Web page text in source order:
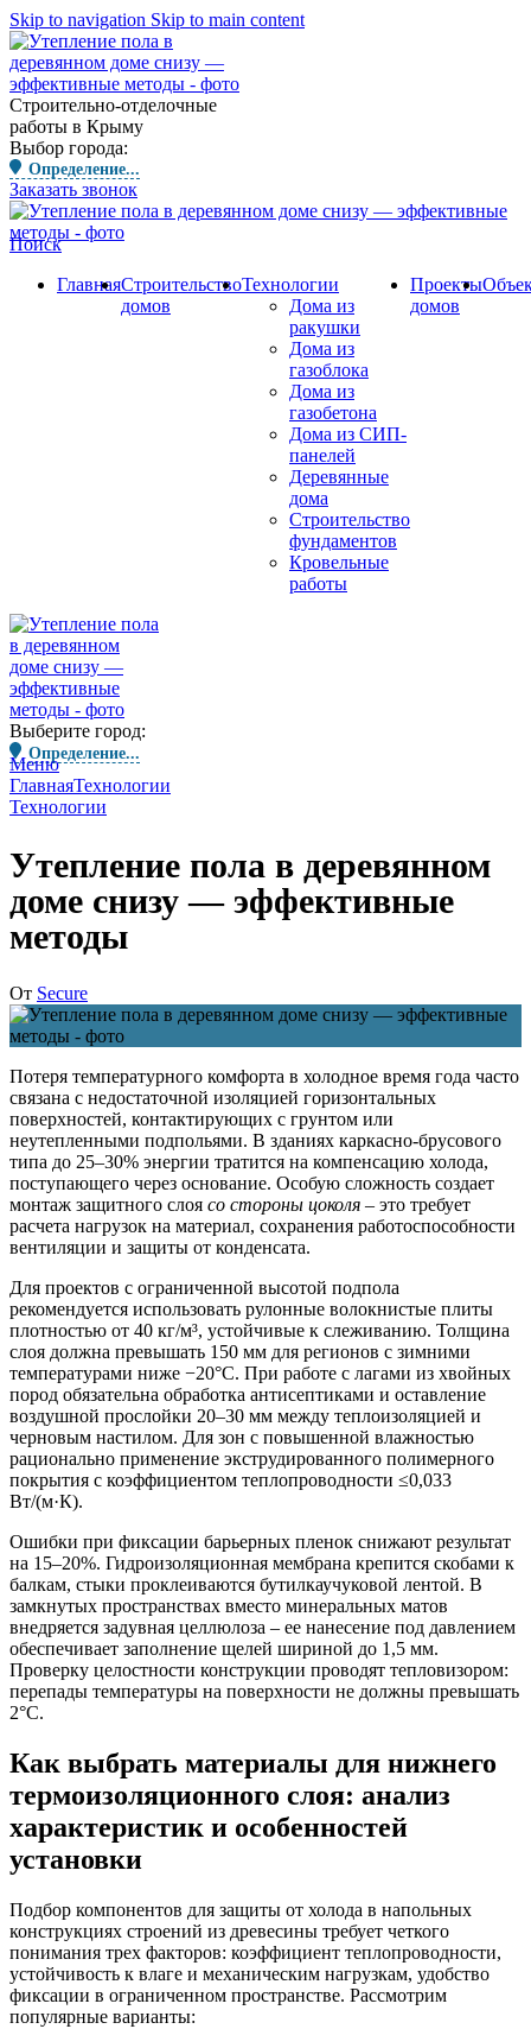
Skip to navigation Skip to main content
Строительно-отделочные
работы в Крыму
Выбор города:
Определение...
Заказать звонок
Поиск
ГлавнаяСтроительство
домов
Технологии
Дома из
ракушки
Дома из
газоблока
Дома из
газобетона
Дома из СИП-
панелей
Деревянные
дома
Строительство
фундаментов
Кровельные
работы
Проекты
домов
Выберите город:
Определение...
Меню
ГлавнаяТехнологии
Технологии
Утепление пола в деревянном
доме снизу — эффективные
методы
От Secure
Потеря температурного комфорта в холодное время года часто
связана с недостаточной изоляцией горизонтальных
поверхностей, контактирующих с грунтом или
неутепленными подпольями. В зданиях каркасно-брусового
типа до 25–30% энергии тратится на компенсацию холода,
поступающего через основание. Особую сложность создает
монтаж защитного слоя со стороны цоколя – это требует
расчета нагрузок на материал, сохранения работоспособности
вентиляции и защиты от конденсата.
Для проектов с ограниченной высотой подпола
рекомендуется использовать рулонные волокнистые плиты
плотностью от 40 кг/м³, устойчивые к слеживанию. Толщина
слоя должна превышать 150 мм для регионов с зимними
температурами ниже −20°C. При работе с лагами из хвойных
пород обязательна обработка антисептиками и оставление
воздушной прослойки 20–30 мм между теплоизоляцией и
черновым настилом. Для зон с повышенной влажностью
рационально применение экструдированного полимерного
покрытия с коэффициентом теплопроводности ≤0,033
Вт/(м·К).
Ошибки при фиксации барьерных пленок снижают результат
на 15–20%. Гидроизоляционная мембрана крепится скобами к
балкам, стыки проклеиваются бутилкаучуковой лентой. В
замкнутых пространствах вместо минеральных матов
внедряется задувная целлюлоза – ее нанесение под давлением
обеспечивает заполнение щелей шириной до 1,5 мм.
Проверку целостности конструкции проводят тепловизором:
перепады температуры на поверхности не должны превышать
2°C.
Как выбрать материалы для нижнего
термоизоляционного слоя: анализ
характеристик и особенностей
установки
Подбор компонентов для защиты от холода в напольных
конструкциях строений из древесины требует четкого
понимания трех факторов: коэффициент теплопроводности,
устойчивость к влаге и механическим нагрузкам, удобство
фиксации в ограниченном пространстве. Рассмотрим
популярные варианты: